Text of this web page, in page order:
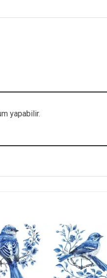
yapabilir.
Ekle